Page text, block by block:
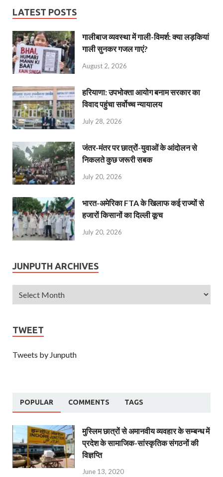
LATEST POSTS
गालीबाज व्‍यवस्‍था में गाली-विमर्श: क्या लड़कियां
गाली सुनकर गजल गाएं?
August 2, 2026
हरियाणा: उपभोक्ता आयोग बनाम सरकार का
विवाद पहुंचा सर्वोच्च न्यायालय
July 28, 2026
जंतर-मंतर पर छात्रों-युवाओं के आंदोलन से
निकलते कुछ जरूरी सबक
July 20, 2026
भारत-अमेरिका FTA के खिलाफ कई राज्यों से
हजारों किसानों का दिल्ली कूच
July 20, 2026
JUNPUTH ARCHIVES
TWEET
Tweets by Junputh
POPULAR COMMENTS TAGS
मुस्लिम छात्रों से अमानवीय व्यवहार के सम्बन्ध में
प्रदेश के सामाजिक-सांस्कृतिक संगठनों की
विज्ञप्ति
June 13, 2020